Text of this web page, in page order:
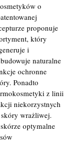
o
proponuje
który
i
naturalne
ochronne
Ponadto
z linii
niekorzystnych
wrażliwej.
optymalne